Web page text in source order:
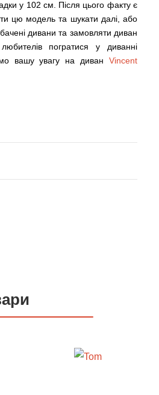
у 102 см. Після цього факту є
цю модель та шукати далі, або
дивани та замовляти диван
погратися у диванні
вашу увагу на диван Vincent